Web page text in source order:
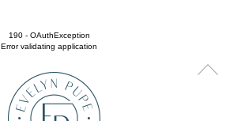
190 - OAuthException
Error validating application